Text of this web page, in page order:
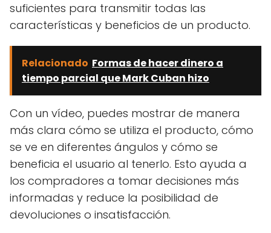
suficientes para transmitir todas las
características y beneficios de un producto.
Relacionado Formas de hacer dinero a
tiempo parcial que Mark Cuban hizo
Con un vídeo, puedes mostrar de manera
más clara cómo se utiliza el producto, cómo
se ve en diferentes ángulos y cómo se
beneficia el usuario al tenerlo. Esto ayuda a
los compradores a tomar decisiones más
informadas y reduce la posibilidad de
devoluciones o insatisfacción.